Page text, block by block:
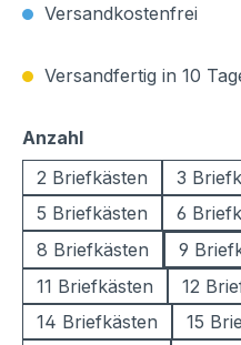
Versandkostenfrei
Versandfertig in 10
Anzahlauswählen
2 Briefkästen
3
5 Briefkästen
6
8 Briefkästen
9
11 Briefkästen
12
14 Briefkästen
15